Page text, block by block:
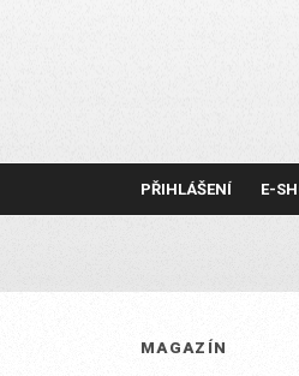
PŘIHLÁŠENÍ E-
MAGAZÍN